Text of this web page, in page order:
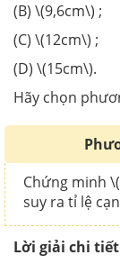
(B)
(C)
(D) \(15cm\).
Hãy chọn
Chứng minh
suy ra tỉ lệ
Lời giải chi tiết